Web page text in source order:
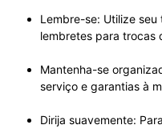
Lembre-se: Utilize
lembretes para trocas
Mantenha-se
serviço e garantias à
Dirija suavemente: